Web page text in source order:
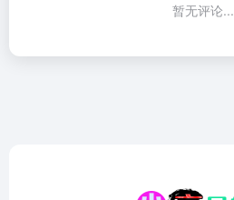
暂无评论...